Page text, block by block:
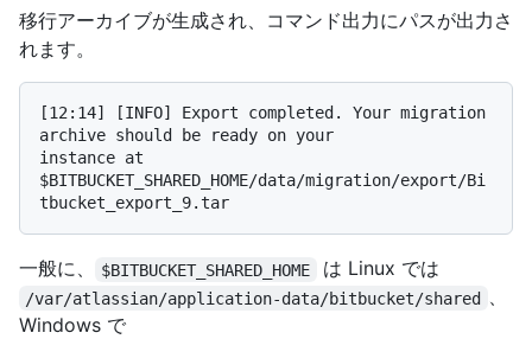
移行アーカイブが生成され、コマンド出力にパスが出力さ
れます。
[12:14] [INFO] Export completed. Your migration
archive should be ready on your
instance at
$BITBUCKET_SHARED_HOME/data/migration/export/Bi
一般に、 $BITBUCKET_SHARED_HOME は Linux では
/var/atlassian/application-data/bitbucket/shared 、
Windows で